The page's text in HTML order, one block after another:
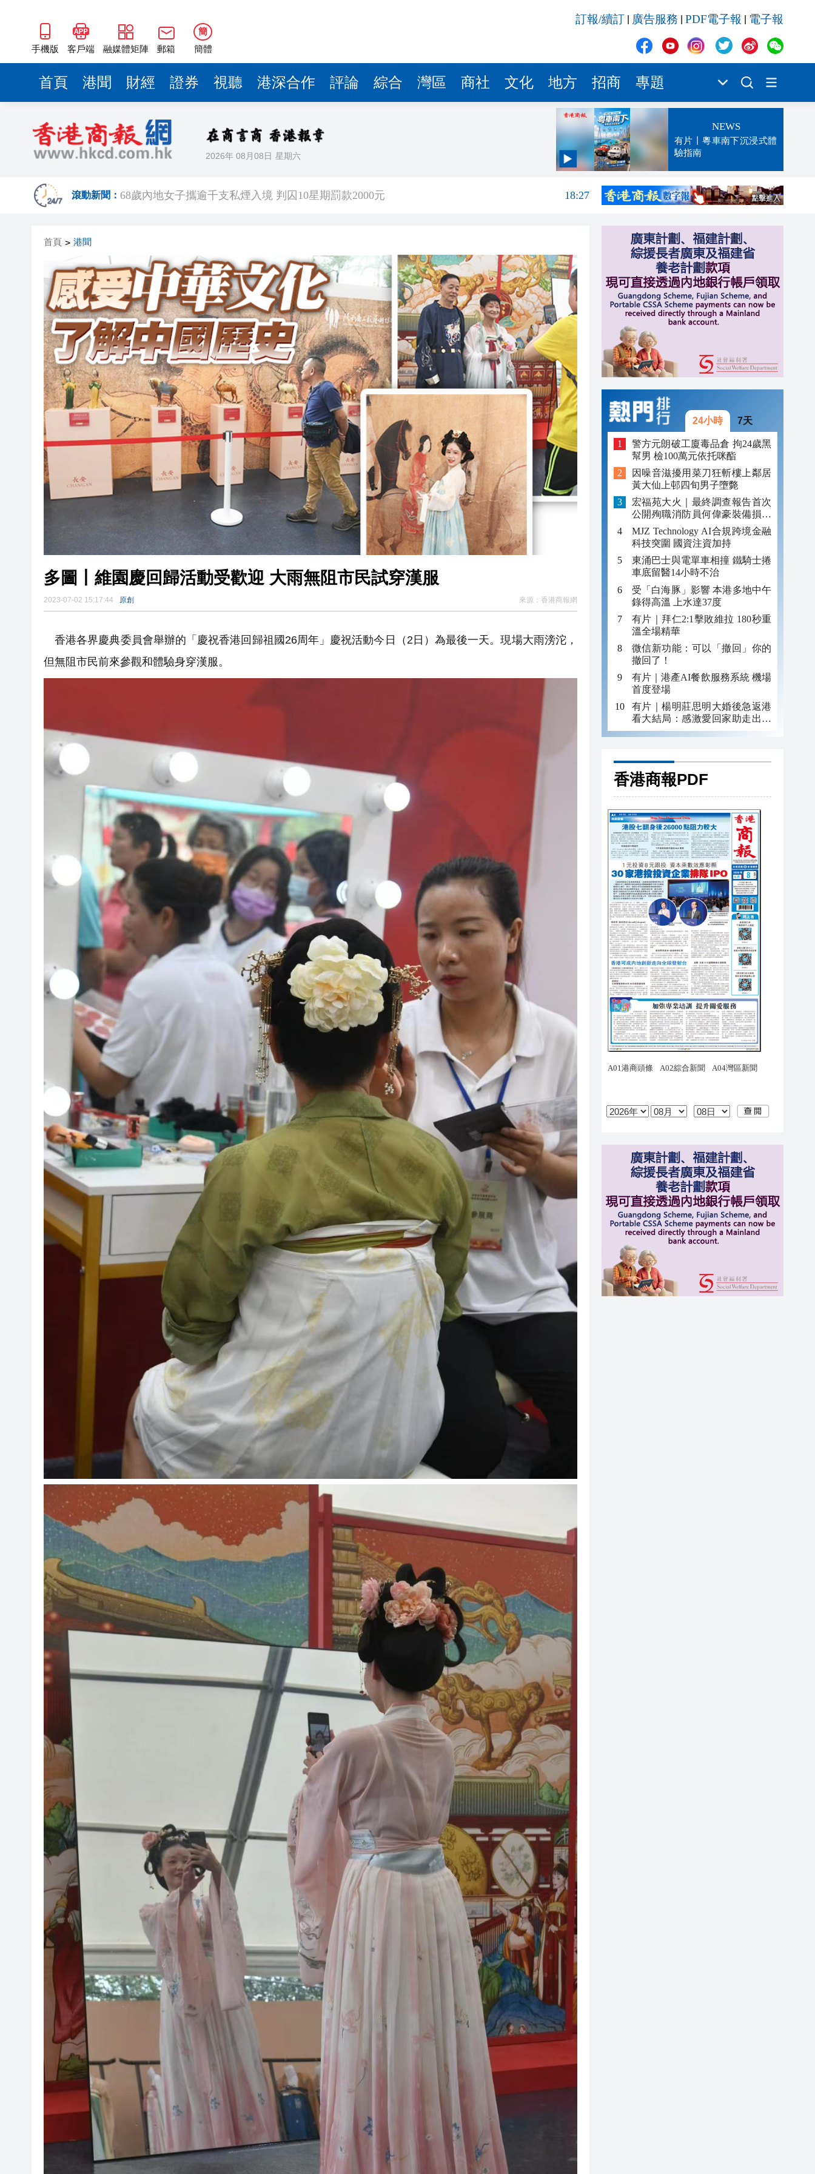
手機版 客戶端 融媒體矩陣 郵箱
簡
簡體
訂報/續訂 廣告服務 PDF電子報 電子報
首頁 港聞 財經 證券 視聽 港深合作 評論 綜合 灣區 商社 文化 地方 招商 專題
2026年 08月08日 星期六
NEWS
有片丨粵車南下沉浸式體
驗指南
滾動新聞：
18:31
68歲內地女子攜逾千支私煙入境 判囚10星期罰款2000元
18:27
青年魯班選舉2026頒獎典禮今舉行 甯漢豪稱政府和建造業議會做好培訓工作
17:17
以滬深港澳為橋 連結全球新規則 第三屆滬深港國際法律服務大會暨第二屆「和・界」跨境
商事調解大賽圓滿舉辦
16:59
逾百體育界精英齊聚青途研討會 建言獻策推動體育產業化
16:54
【財通AH】勤浩醫藥「回血」再次遞表港股！營收暴漲1786倍背後：資不抵債，9.9億元對
賭壓頂
16:41
首頁 > 港聞
多圖丨維園慶回歸活動受歡迎 大雨無阻市民試穿漢服
2023-07-02 15:17:44 原創 來源： 香港商報網
香港各界慶典委員會舉辦的「慶祝香港回歸祖國26周年」慶祝活動今日（2日）為最後一天。現場大雨滂沱，
但無阻市民前來參觀和體驗身穿漢服。
24小時 7天
警方元朗破工廈毒品倉 拘24歲黑
幫男 檢100萬元依托咪酯
因噪音滋擾用菜刀狂斬樓上鄰居
黃大仙上邨四旬男子墮斃
宏福苑大火｜最終調查報告首次
公開殉職消防員何偉豪裝備損毀
照片
MJZ Technology AI合規跨境金融
科技突圍 國資注資加持
東涌巴士與電單車相撞 鐵騎士捲
車底留醫14小時不治
受「白海豚」影響 本港多地中午
錄得高溫 上水達37度
有片｜拜仁2:1擊敗維拉 180秒重
溫全場精華
微信新功能：可以「撤回」你的
撤回了！
有片｜港產AI餐飲服務系統 機場
首度登場
有片｜楊明莊思明大婚後急返港
看大結局：感激愛回家助走出低
谷 不捨大家庭
香港商報PDF